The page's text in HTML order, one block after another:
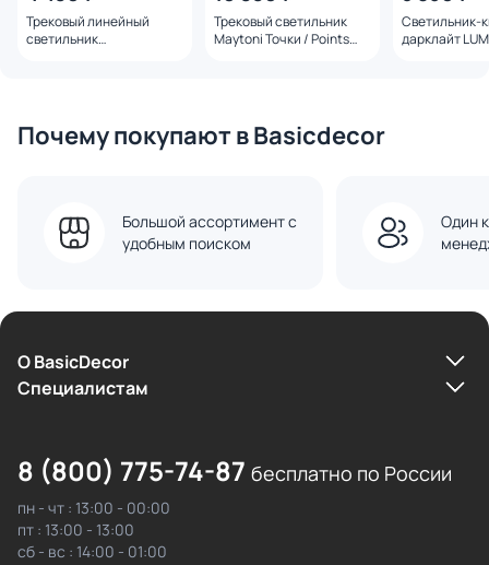
Трековый линейный
светильник
Трековый светильник
Maytoni Точки / Points
Светильник-
дарклайт
Почему покупают в Basicdecor
Большой ассортимент с
удобным поиском
Один
О BasicDecor
Cпециалистам
8 (800) 775-74-87 бесплатно по России
пн - чт : 13:00 - 00:00
пт : 13:00 - 13:00
сб - вс : 14:00 - 01:00